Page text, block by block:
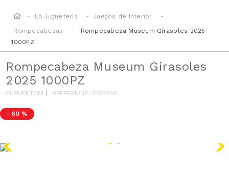
La Juguetería
Juegos de Interior
Rompecabezas
Rompecabeza Museum Girasoles 2025
1000PZ
Rompecabeza Museum Girasoles
2025 1000PZ
CLEMENTONI REFERENCIA:1063256
- 60 %